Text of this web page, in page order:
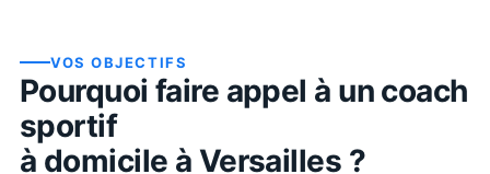
VOS OBJECTIFS
Pourquoi faire appel à un coach
sportif
à domicile à Versailles ?